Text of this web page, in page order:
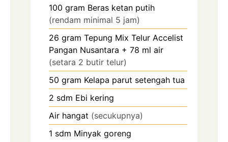
100 gram Beras ketan putih
(rendam minimal 5 jam)
26 gram Tepung Mix Telur Accelist
Pangan Nusantara + 78 ml air
(setara 2 butir telur)
50 gram Kelapa parut setengah tua
2 sdm Ebi kering
Air hangat (secukupnya)
1 sdm Minyak goreng